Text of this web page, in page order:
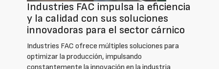
Industries FAC impulsa la eficiencia
y la calidad con sus soluciones
innovadoras para el sector cárnico
Industries FAC ofrece múltiples soluciones para
optimizar la producción, impulsando